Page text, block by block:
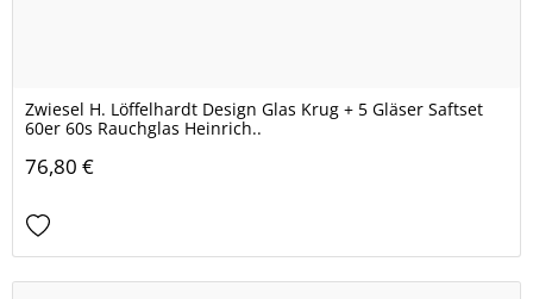
Zwiesel H. Löffelhardt Design Glas Krug + 5 Gläser Saftset
60er 60s Rauchglas Heinrich..
76,80 €